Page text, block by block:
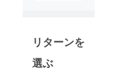
いるので、
で）。
リターンを
選ぶ